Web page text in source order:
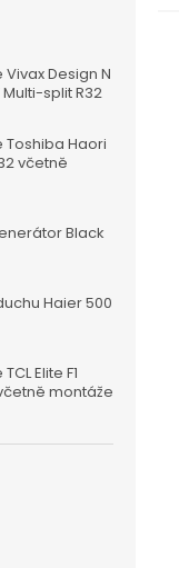
Design N
Multi-split R32
Toshiba Haori
včetně
Black
Haier 500
Elite F1
montáže